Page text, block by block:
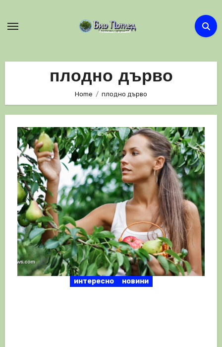
плодно дърво
Home плодно дърво
интересно новини